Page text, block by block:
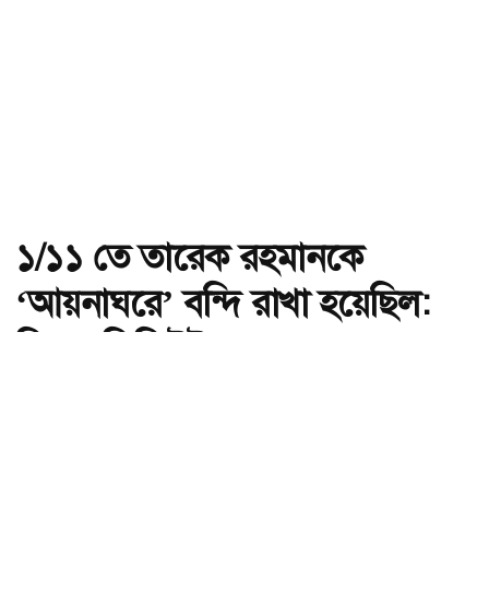
১/১১ তে তারেক রহমানকে
‘আয়নাঘরে’ বন্দি রাখা হয়েছিল: